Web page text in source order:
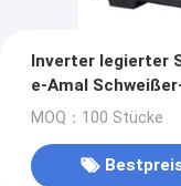
Inverter legierter
e-Amal
MOQ：100 Stücke